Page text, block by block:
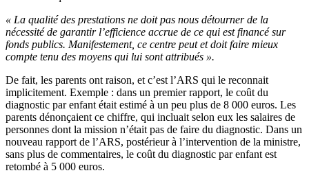
« La qualité des prestations ne doit pas nous détourner de la
nécessité de garantir l’efficience accrue de ce qui est financé sur
fonds publics. Manifestement, ce centre peut et doit faire mieux
compte tenu des moyens qui lui sont attribués ».
De fait, les parents ont raison, et c’est l’ARS qui le reconnait
implicitement. Exemple : dans un premier rapport, le coût du
diagnostic par enfant était estimé à un peu plus de 8 000 euros. Les
parents dénonçaient ce chiffre, qui incluait selon eux les salaires de
personnes dont la mission n’était pas de faire du diagnostic. Dans un
nouveau rapport de l’ARS, postérieur à l’intervention de la ministre,
sans plus de commentaires, le coût du diagnostic par enfant est
retombé à 5 000 euros.